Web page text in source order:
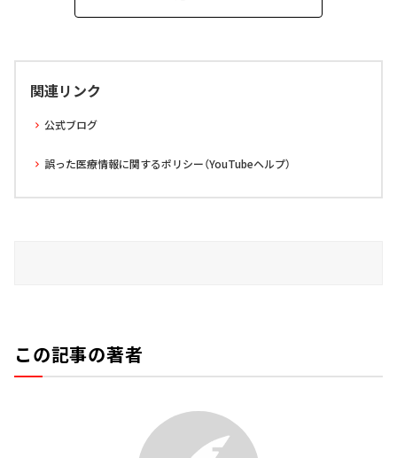
関連リンク
公式ブログ
誤った医療情報に関するポリシー（YouTubeヘルプ）
この記事の著者